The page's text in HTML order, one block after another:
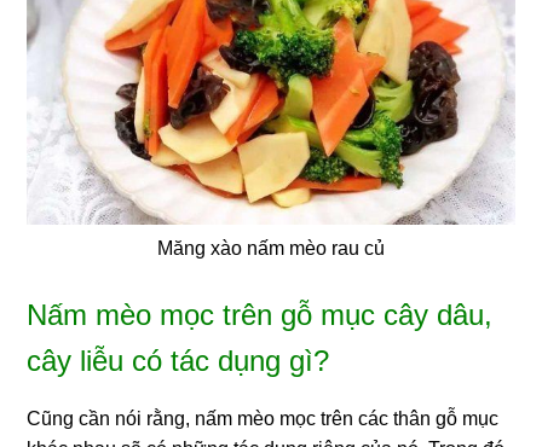
Măng xào nấm mèo rau củ
Nấm mèo mọc trên gỗ mục cây dâu,
cây liễu có tác dụng gì?
Cũng cần nói rằng, nấm mèo mọc trên các thân gỗ mục